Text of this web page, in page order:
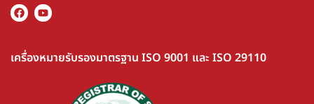
เครื่องหมายรับรองมาตรฐาน ISO 9001 และ ISO 29110